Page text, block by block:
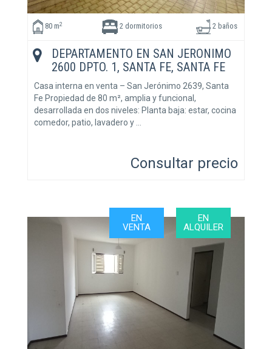
80 m2 2 dormitorios 2 baños
DEPARTAMENTO EN SAN JERONIMO
2600 DPTO. 1, SANTA FE, SANTA FE
Casa interna en venta – San Jerónimo 2639, Santa
Fe Propiedad de 80 m², amplia y funcional,
desarrollada en dos niveles: Planta baja: estar, cocina
comedor, patio, lavadero y …
Consultar precio
EN
VENTA
EN
ALQUILER